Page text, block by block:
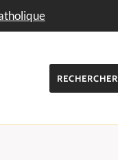
RECHERCHER